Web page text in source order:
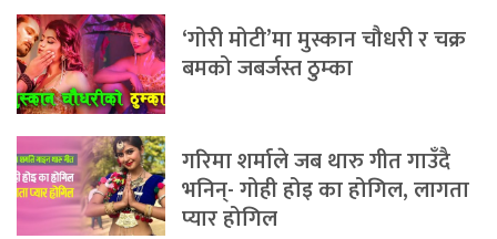
‘गोरी मोटी’मा मुस्कान चौधरी र चक्र
बमको जबर्जस्त ठुम्का
गरिमा शर्माले जब थारु गीत गाउँदै
भनिन्- गोही होइ का होगिल, लागता
प्यार होगिल